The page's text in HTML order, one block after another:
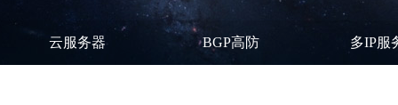
云服务器 BGP高防 多IP服